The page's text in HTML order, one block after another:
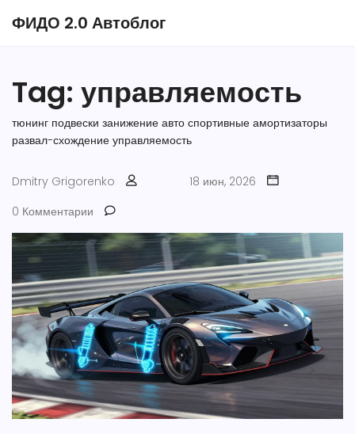
ФИДО 2.0 Автоблог
Tag: управляемость
тюнинг подвески занижение авто спортивные амортизаторы
развал-схождение управляемость
Dmitry Grigorenko
18 июн, 2026
0 Комментарии